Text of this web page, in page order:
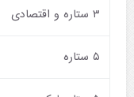
۳ ستاره و اقتصادی
۵ ستاره